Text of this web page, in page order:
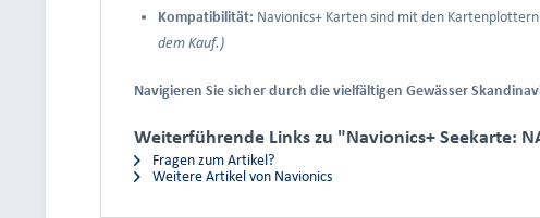
Kompatibilität: Navionics+ Karten sind mit den
dem Kauf.)
Navigieren Sie sicher durch die vielfältigen Gewässer
Weiterführende Links zu "Navionics+ Seekarte:
Fragen zum Artikel?
Weitere Artikel von Navionics